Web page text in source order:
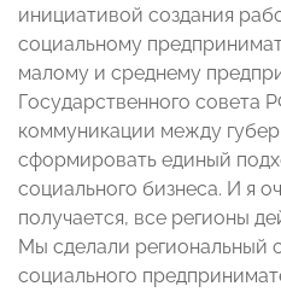
инициативой создания
социальному
малому и среднему
Государственного совета
коммуникации между
сформировать единый
социального бизнеса. И я
получается, все регионы
Мы сделали региональный
социального